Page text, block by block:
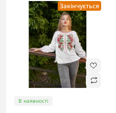
Закінчується
В наявності